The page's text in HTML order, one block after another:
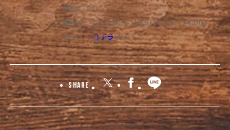
予約にて!!
電話→ 03-3205-1556(16:30～24:00)
ウェブ→コチラ から！
Share